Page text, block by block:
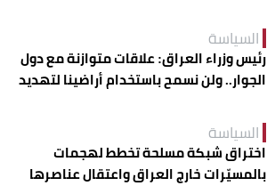
السياسة
رئيس وزراء العراق: علاقات متوازنة مع دول
الجوار.. ولن نسمح باستخدام أراضينا لتهديد
السياسة
اختراق شبكة مسلحة تخطط لهجمات
بالمسيّرات خارج العراق واعتقال عناصرها